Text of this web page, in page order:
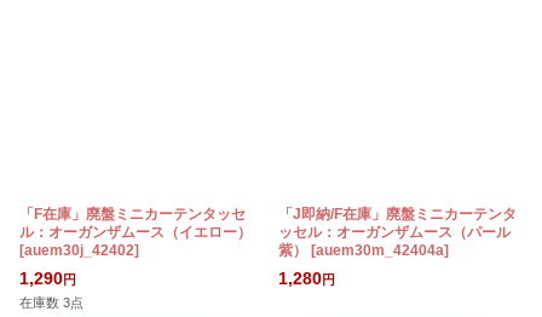
「F在庫」廃盤ミニカーテンタッセ
ル：オーガンザムース（イエロー）
[auem30j_42402]
1,290円
在庫数 3点
「J即納/F在庫」廃盤ミニカーテンタ
ッセル：オーガンザムース（パール
紫）
[auem30m_42404a]
1,280円